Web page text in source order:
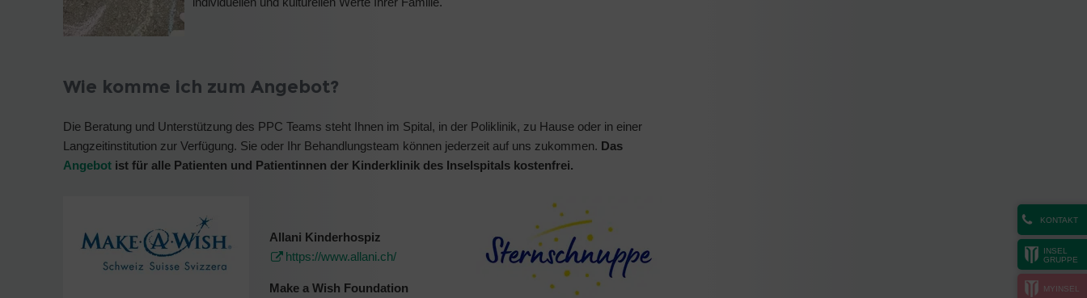
KONTAKT
INSEL
GRUPPE
MYINSEL
Wie komme ich zum Angebot?
Die Beratung und Unterstützung des PPC Teams steht Ihnen im Spital, in der Poliklinik, zu Hause oder in einer
Langzeitinstitution zur Verfügung. Sie oder Ihr Behandlungsteam können jederzeit auf uns zukommen. Das
Angebot ist für alle Patienten und Patientinnen der Kinderklinik des Inselspitals kostenfrei.
Allani Kinderhospiz
https://www.allani.ch/
Make a Wish Foundation